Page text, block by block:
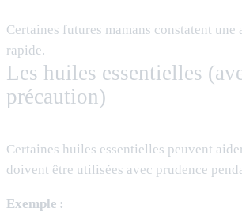
Certaines futures mamans constatent une
rapide.
Les huiles essentielles
précaution)
Certaines huiles essentielles peuvent
doivent être utilisées avec prudence
Exemple :